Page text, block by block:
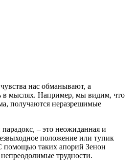
нас обманывают, а
в мыслях. Например, мы видим, что
получаются неразрешимые
– это неожиданная и
положение или тупик
помощью таких апорий Зенон
трудности.